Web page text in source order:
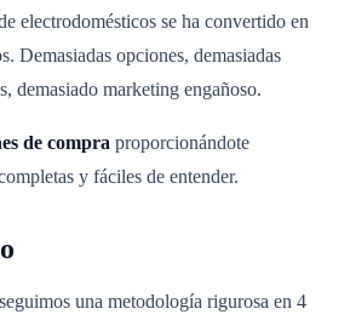
electrodomésticos se ha convertido en
Demasiadas opciones, demasiadas
demasiado marketing engañoso.
de compra proporcionándote
y fáciles de entender.
una metodología rigurosa en 4